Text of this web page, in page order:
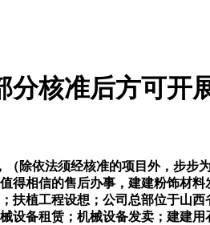
分核准后方可开
依法须经核准的项目外，步步
得相信的售后办事，建建粉饰材
扶植工程设想；公司总部位于山
设备租赁；机械设备发卖；建建